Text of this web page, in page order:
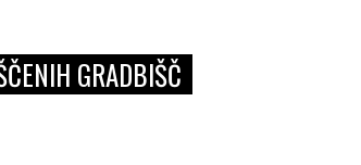
GRADBIŠČ